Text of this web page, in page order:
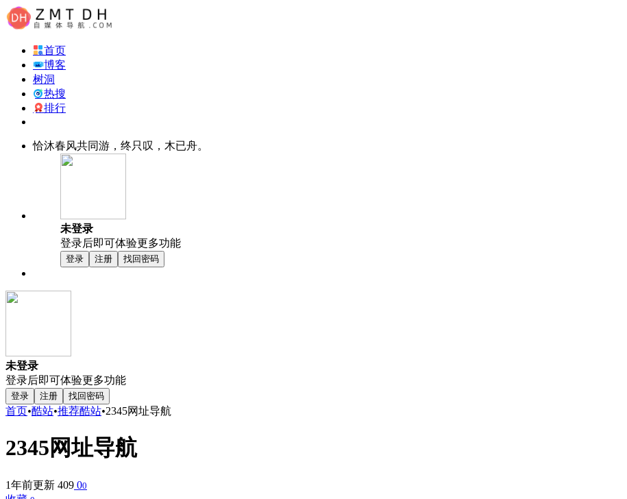
首页
博客
树洞
热搜
排行
恰沐春风共同游，终只叹，木已舟。
未登录
登录后即可体验更多功能
登录 注册 找回密码
未登录
登录后即可体验更多功能
登录 注册 找回密码
首页•酷站•推荐酷站•2345网址导航
2345网址导航
1年前更新 409 00